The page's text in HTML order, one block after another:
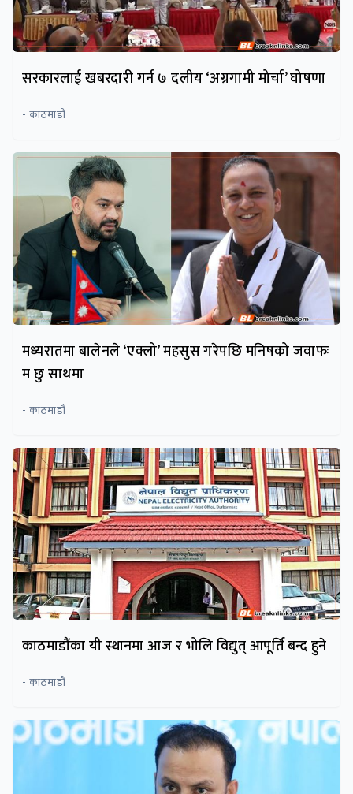
सरकारलाई खबरदारी गर्न ७ दलीय ‘अग्रगामी मोर्चा’ घोषणा
- काठमाडौं
मध्यरातमा बालेनले ‘एक्लो’ महसुस गरेपछि मनिषको जवाफः
म छु साथमा
- काठमाडौं
काठमाडौंका यी स्थानमा आज र भोलि विद्युत् आपूर्ति बन्द हुने
- काठमाडौं